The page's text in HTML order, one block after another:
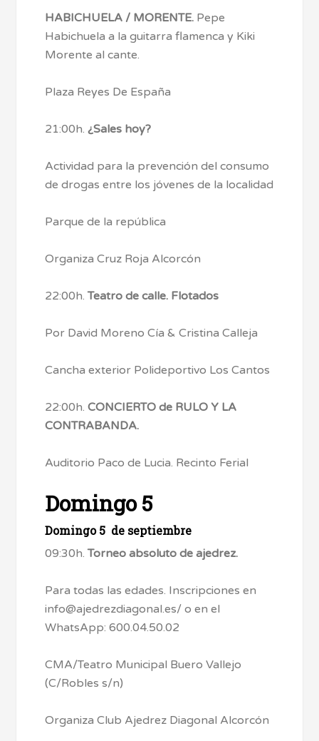
HABICHUELA / MORENTE. Pepe
Habichuela a la guitarra flamenca y Kiki
Morente al cante.
Plaza Reyes De España
21:00h.¿Sales hoy?
Actividad para la prevención del consumo
de drogas entre los jóvenes de la localidad
Parque de la república
Organiza Cruz Roja Alcorcón
22:00h.Teatro de calle. Flotados
Por David Moreno Cía & Cristina Calleja
Cancha exterior Polideportivo Los Cantos
22:00h. CONCIERTO de RULO Y LA
CONTRABANDA.
Auditorio Paco de Lucia. Recinto Ferial
Domingo 5
Domingo 5 de septiembre
09:30h.Torneo absoluto de ajedrez.
Para todas las edades. Inscripciones en
info@ajedrezdiagonal.es/ o en el
WhatsApp: 600.04.50.02
CMA/Teatro Municipal Buero Vallejo
(C/Robles s/n)
Organiza Club Ajedrez Diagonal Alcorcón